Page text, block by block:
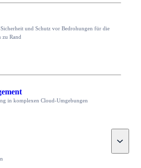
und Schutz vor Bedrohungen für die
zu Rand
in komplexen Cloud-Umgebungen
Toggle